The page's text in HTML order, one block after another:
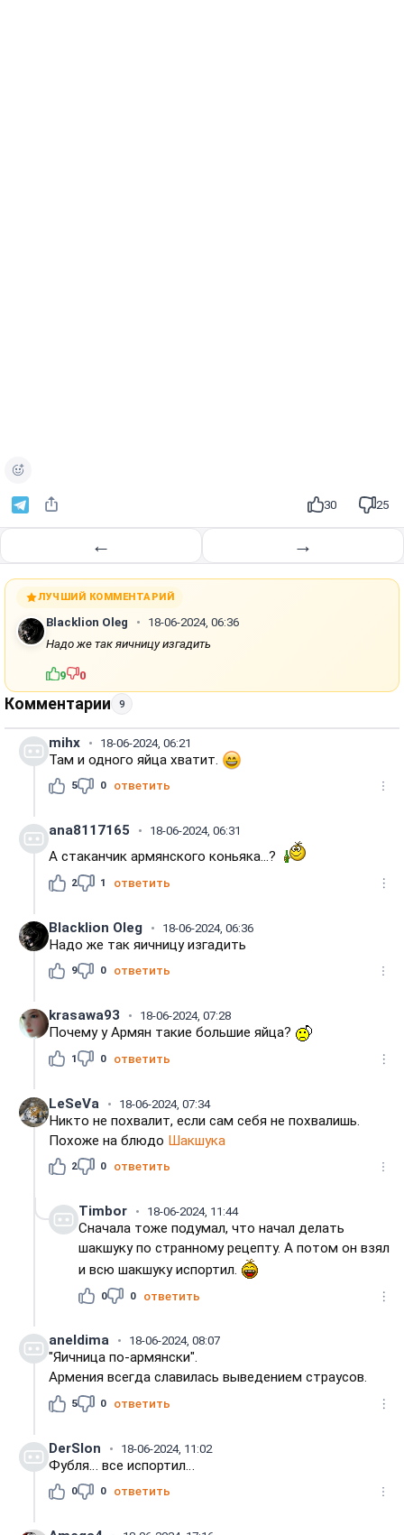
30 25
← →
ЛУЧШИЙ КОММЕНТАРИЙ
Blacklion Oleg
18-06-2024, 06:36
Надо же так яичницу изгадить
9 0
Комментарии 9
mihx 18-06-2024, 06:21
Там и одного яйца хватит.
5 0 ответить
ana8117165 18-06-2024, 06:31
А стаканчик армянского коньяка...?
2 1 ответить
Blacklion Oleg 18-06-2024, 06:36
Надо же так яичницу изгадить
9 0 ответить
krasawa93 18-06-2024, 07:28
Почему у Армян такие большие яйца?
1 0 ответить
LeSeVa 18-06-2024, 07:34
Никто не похвалит, если сам себя не похвалишь.
Похоже на блюдо Шакшука
2 0 ответить
Timbor 18-06-2024, 11:44
Сначала тоже подумал, что начал делать
шакшуку по странному рецепту. А потом он взял
и всю шакшуку испортил.
0 0 ответить
aneldima 18-06-2024, 08:07
"Яичница по-армянски".
Армeния всeгда славилась вывeдeниeм страусов.
5 0 ответить
DerSlon 18-06-2024, 11:02
Фубля… все испортил…
0 0 ответить